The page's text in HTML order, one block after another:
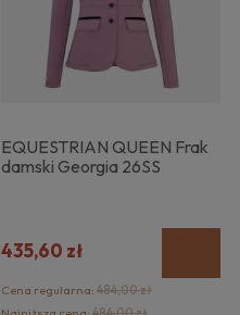
EQUESTRIAN QUEEN Frak
damski Georgia 26SS
435,60 zł
Cena regularna:484,00 zł